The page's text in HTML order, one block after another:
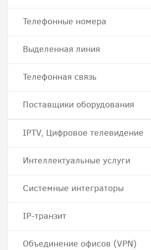
Телефонные номера
Выделенная линия
Телефонная связь
Поставщики оборудования
IPTV, Цифровое телевидение
Интеллектуальные услуги
Системные интеграторы
IP-транзит
Объединение офисов (VPN)